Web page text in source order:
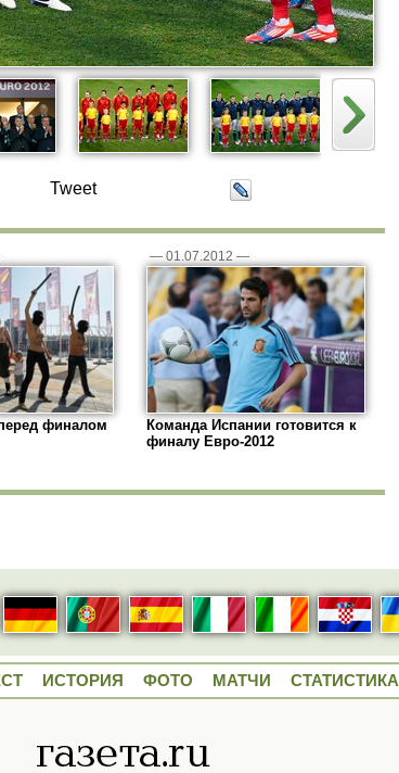
Tweet
финалом
— 01.07.2012 —
Команда Испании готовится к
финалу Евро-2012
ИСТОРИЯ ФОТО МАТЧИ СТАТИСТИКА